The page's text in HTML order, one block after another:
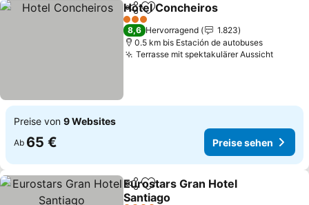
TeilenZu Favoriten hinzufügen
Hotel Concheiros
3 Sterne
8,6 Hervorragend
1.823
0.5 km bis Estación de autobuses
Terrasse mit spektakulärer Aussicht
Preise von 9 Websites
Ab 65 € Preise sehen
TeilenZu Favoriten hinzufügen
Eurostars Gran Hotel
Santiago